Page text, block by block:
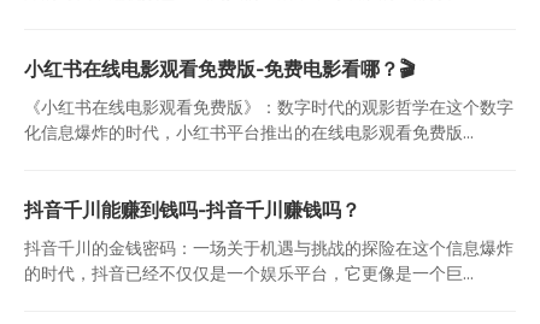
小红书在线电影观看免费版-免费电影看哪？🎬
《小红书在线电影观看免费版》：数字时代的观影哲学在这个数字
化信息爆炸的时代，小红书平台推出的在线电影观看免费版...
抖音千川能赚到钱吗-抖音千川赚钱吗？
抖音千川的金钱密码：一场关于机遇与挑战的探险在这个信息爆炸
的时代，抖音已经不仅仅是一个娱乐平台，它更像是一个巨...